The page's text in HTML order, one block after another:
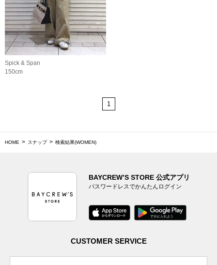
Spick & Span
150cm
1
HOME スナップ 検索結果(WOMEN)
BAYCREW’S STORE 公式アプリ
パスワードレスでかんたんログイン
CUSTOMER SERVICE